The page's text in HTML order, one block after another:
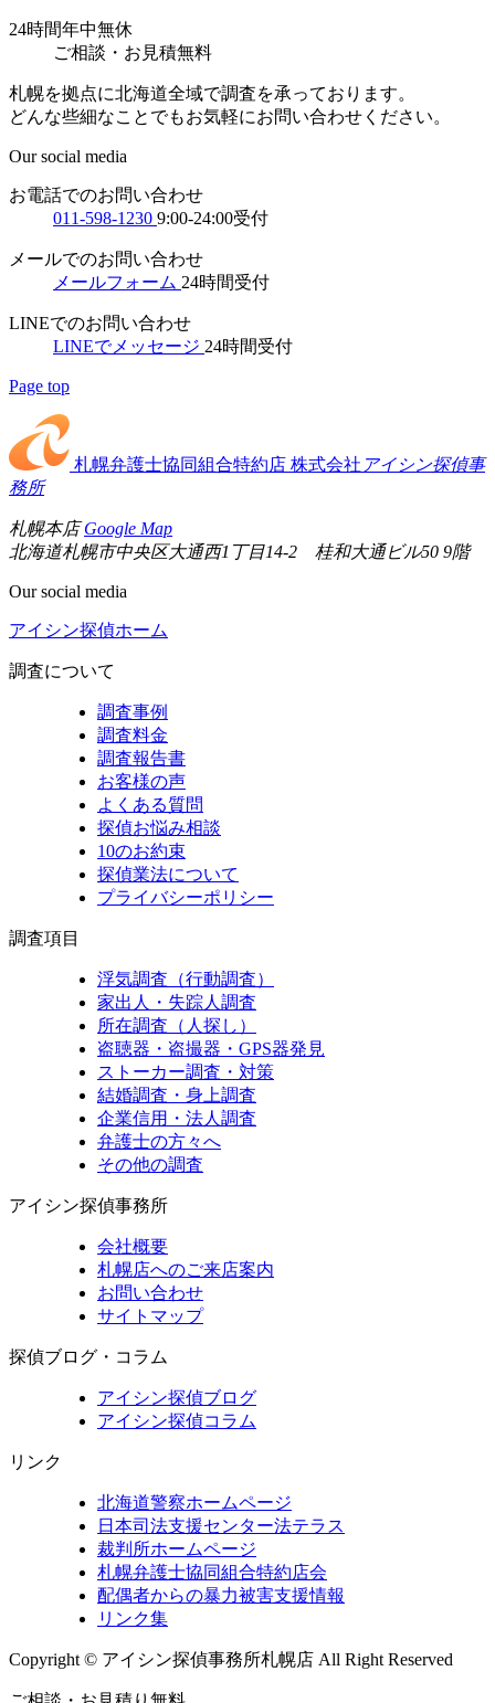
24時間年中無休
ご相談 ・ お見積無料
札幌を拠点に北海道全域で調査を承っております。
どんな些細なことでもお気軽にお問い合わせください。
Our social media
お電話でのお問い合わせ
011-598-1230 9:00-24:00受付
メールでのお問い合わせ
メールフォーム 24時間受付
LINEでのお問い合わせ
LINEでメッセージ 24時間受付
Page top
札幌弁護士協同組合特約店 株式会社 アイシン探偵事
務所
札幌本店Google Map
北海道札幌市中央区大通西1丁目14-2 桂和大通ビル50 9階
Our social media
アイシン探偵ホーム
調査について
調査事例
調査料金
調査報告書
お客様の声
よくある質問
探偵お悩み相談
10のお約束
探偵業法について
プライバシーポリシー
調査項目
浮気調査（行動調査）
家出人・失踪人調査
所在調査（人探し）
盗聴器・盗撮器・GPS器発見
ストーカー調査・対策
結婚調査・身上調査
企業信用・法人調査
弁護士の方々へ
その他の調査
アイシン探偵事務所
会社概要
札幌店へのご来店案内
お問い合わせ
サイトマップ
探偵ブログ・コラム
アイシン探偵ブログ
アイシン探偵コラム
リンク
北海道警察ホームページ
日本司法支援センター法テラス
裁判所ホームページ
札幌弁護士協同組合特約店会
配偶者からの暴力被害支援情報
リンク集
Copyright © アイシン探偵事務所札幌店 All Right Reserved